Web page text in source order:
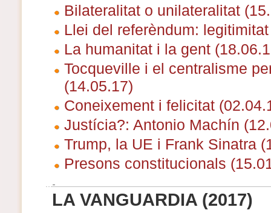
Bilateralitat o unilateralitat
Llei del referèndum:
La humanitat i la gent
Tocqueville i el centralisme
(14.05.17)
Coneixement i felicitat
Justícia?: Antonio Machín
Trump, la UE i Frank Sinatra
Presons constitucionals
LA VANGUARDIA (2017)